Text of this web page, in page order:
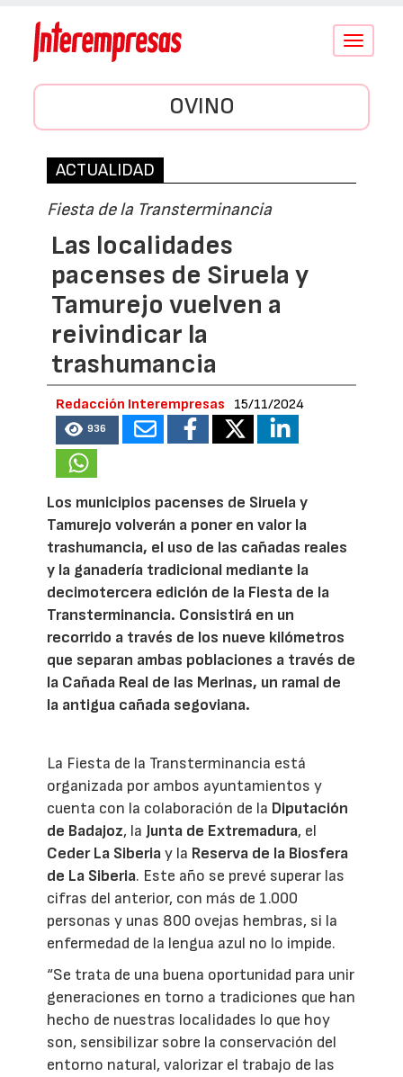
Conmutar
OVINO
ACTUALIDAD
Fiesta de la Transterminancia
Las localidades
pacenses de Siruela y
Tamurejo vuelven a
reivindicar la
trashumancia
Redacción Interempresas 15/11/2024
936
Los municipios pacenses de Siruela y
Tamurejo volverán a poner en valor la
trashumancia, el uso de las cañadas reales
y la ganadería tradicional mediante la
decimotercera edición de la Fiesta de la
Transterminancia. Consistirá en un
recorrido a través de los nueve kilómetros
que separan ambas poblaciones a través de
la Cañada Real de las Merinas, un ramal de
la antigua cañada segoviana.
La Fiesta de la Transterminancia está
organizada por ambos ayuntamientos y
cuenta con la colaboración de la Diputación
de Badajoz, laJunta de Extremadura, el
Ceder La Siberiay la Reserva de la Biosfera
de La Siberia. Este año se prevé superar las
cifras del anterior, con más de 1.000
personas y unas 800 ovejas hembras, si la
enfermedad de la lengua azul no lo impide.
“Se trata de una buena oportunidad para unir
generaciones en torno a tradiciones que han
hecho de nuestras localidades lo que hoy
son, sensibilizar sobre la conservación del
entorno natural, valorizar el trabajo de las